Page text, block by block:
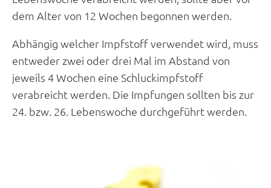
dem Alter von 12 Wochen begonnen werden.
Abhängig welcher Impfstoff verwendet wird, muss
entweder zwei oder drei Mal im Abstand von
jeweils 4 Wochen eine Schluckimpfstoff
verabreicht werden. Die Impfungen sollten bis zur
24. bzw. 26. Lebenswoche durchgeführt werden.